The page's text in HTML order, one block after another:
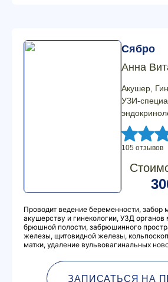
Сябро
Анна
Акушер,
УЗИ-
105 отзывов
Проводит ведение беременности, забор
акушерству и гинекологии, УЗД органов
брюшной полости, забрюшинного
железы, щитовидной железы,
матки, удаление вульвовагинальных
ЗАПИСАТЬСЯ НА